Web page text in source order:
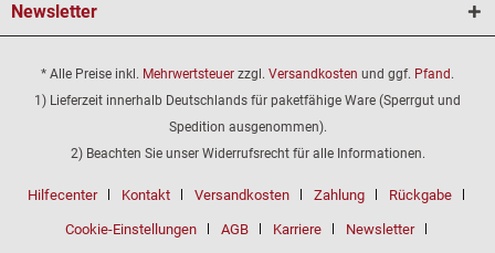
Newsletter
* Alle Preise inkl. Mehrwertsteuer zzgl. Versandkosten und ggf. Pfand.
1) Lieferzeit innerhalb Deutschlands für paketfähige Ware (Sperrgut und
Spedition ausgenommen).
2) Beachten Sie unser Widerrufsrecht für alle Informationen.
Hilfecenter Kontakt Versandkosten Zahlung Rückgabe
Cookie-Einstellungen AGB Karriere Newsletter